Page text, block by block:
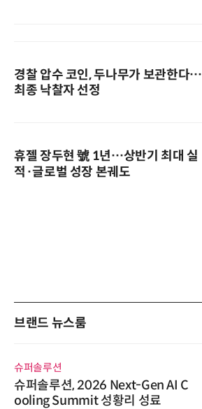
경찰 압수 코인, 두나무가 보관한다…
최종 낙찰자 선정
휴젤 장두현 號 1년…상반기 최대 실
적·글로벌 성장 본궤도
브랜드 뉴스룸
슈퍼솔루션
슈퍼솔루션, 2026 Next-Gen AI C
ooling Summit 성황리 성료